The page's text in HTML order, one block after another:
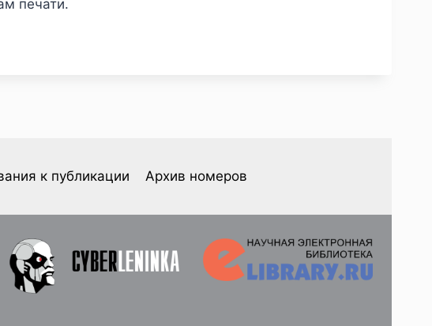
печати.
к публикации Архив номеров